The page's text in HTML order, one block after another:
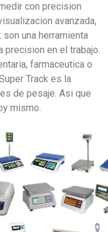
con precision
avanzada,
son una herramienta
precision en el trabajo.
farmaceutica o
Track es la
de pesaje. Asi que
mismo.